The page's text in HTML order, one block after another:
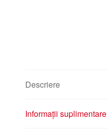
Descriere
Informații suplimentare